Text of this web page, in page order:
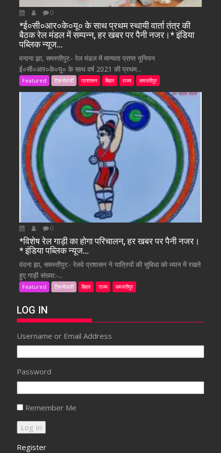
0
*ई०सी०आर०के०यू० के साथ प्रथम स्थायी वार्ता तंत्र की
बैठक रेल मंडल में सम्पन्न, हर खबर पर पैनी नजर।* इंडिया
पब्लिक न्यूज…
वन्दना झा, समस्तीपुर:- रेल मंडल में मान्यता प्राप्त यूनियन
ई०सी०आर०के०यू० के साथ वर्ष 2021 की प्रथम...
Featured टैकनोलजी प्रशासन बिहार राज्य समस्तीपुर
0
*विशेष रेल गाड़ी का होगा परिचालन, हर खबर पर पैनी नजर।
* इंडिया पब्लिक न्यूज…
वंदना झा, समस्तीपुर:- रेलवे प्रशासन ने यात्रियों की सुबिधा को ध्यान में रखते
हुए गाड़ी संख्या:-...
Featured टैकनोलजी बिहार राज्य समस्तीपुर
LOG IN
Username or Email Address
Password
Remember Me
Register